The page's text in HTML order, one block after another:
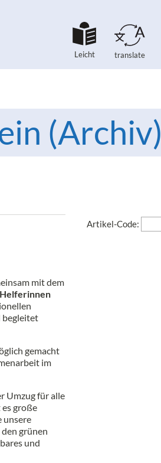
Leicht translate
(Archiv)
mit dem
Helferinnen
gemacht
im
Umzug für alle
große
unsere
grünen
und
Artikel-Code: